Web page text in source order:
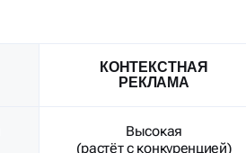
КОНТЕКСТНАЯ
РЕКЛАМА
Высокая
(растёт с конкуренцией)